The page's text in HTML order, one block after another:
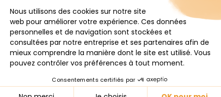
4.6★
158 avis
Votre adresse email
J'accepte de recevoir la newsletter et j'ai pris connaissance
de la politique de confidentialité.
Je m'inscris
© 2026 - CHRIS'TEAS
Conditions générales de ventes
Mentions légales
Politique de confidentialité
Contact